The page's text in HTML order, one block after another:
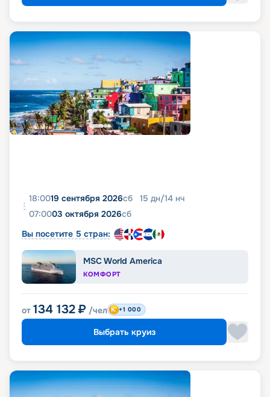
18:0019 сентября 2026сб 15 дн/14 нч
07:0003 октября 2026сб
Вы посетите 5 стран:
MSC World America
КОМФОРТ
от 134 132 ₽ /чел +1 000
Выбрать круиз